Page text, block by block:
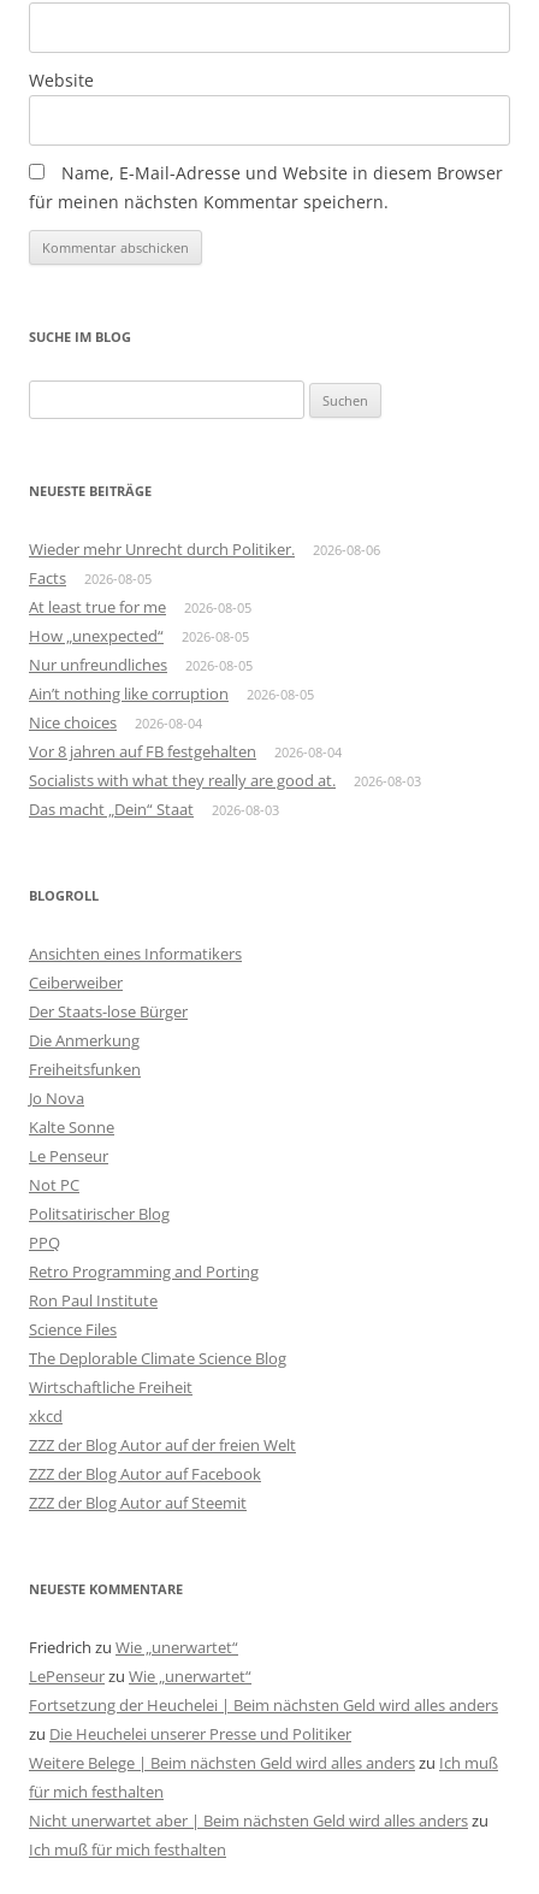
Website
Name, E-Mail-Adresse und Website in diesem Browser
für meinen nächsten Kommentar speichern.
SUCHE IM BLOG
nach:
NEUESTE BEITRÄGE
Wieder mehr Unrecht durch Politiker. 2026-08-06
Facts 2026-08-05
At least true for me 2026-08-05
How „unexpected“ 2026-08-05
Nur unfreundliches 2026-08-05
Ain’t nothing like corruption 2026-08-05
Nice choices 2026-08-04
Vor 8 jahren auf FB festgehalten 2026-08-04
Socialists with what they really are good at. 2026-08-03
Das macht „Dein“ Staat 2026-08-03
BLOGROLL
Ansichten eines Informatikers
Ceiberweiber
Der Staats-lose Bürger
Die Anmerkung
Freiheitsfunken
Jo Nova
Kalte Sonne
Le Penseur
Not PC
Politsatirischer Blog
PPQ
Retro Programming and Porting
Ron Paul Institute
Science Files
The Deplorable Climate Science Blog
Wirtschaftliche Freiheit
xkcd
ZZZ der Blog Autor auf der freien Welt
ZZZ der Blog Autor auf Facebook
ZZZ der Blog Autor auf Steemit
NEUESTE KOMMENTARE
Friedrich zu Wie „unerwartet“
LePenseurzu Wie „unerwartet“
Fortsetzung der Heuchelei | Beim nächsten Geld wird alles anders
zu Die Heuchelei unserer Presse und Politiker
Weitere Belege | Beim nächsten Geld wird alles anderszu Ich muß
für mich festhalten
Nicht unerwartet aber | Beim nächsten Geld wird alles anderszu
Ich muß für mich festhalten